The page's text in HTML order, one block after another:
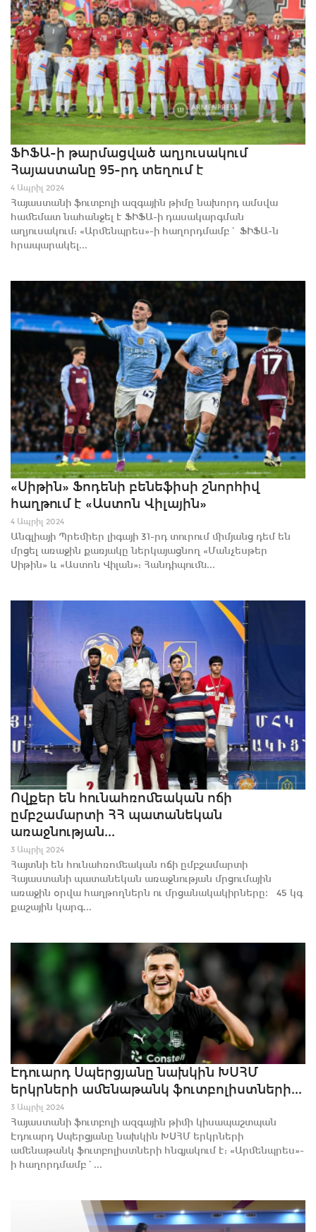
ՖԻՖԱ-ի թարմացված աղյուսակում
Հայաստանը 95-րդ տեղում է
4 Ապրիլ 2024
Հայաստանի ֆուտբոլի ազգային թիմը նախորդ ամսվա
համեմատ նահանջել է ՖԻՖԱ-ի դասակարգման
աղյուսակում: «Արմենպրես»-ի հաղորդմամբ` ՖԻՖԱ-ն
հրապարակել...
«Սիթին» Ֆոդենի բենեֆիսի շնորհիվ
հաղթում է «Աստոն Վիլային»
4 Ապրիլ 2024
Անգլիայի Պրեմիեր լիգայի 31-րդ տուրում միմյանց դեմ են
մրցել առաջին քառյակը ներկայացնող «Մանչեսթեր
Սիթին» և «Աստոն Վիլան»: Հանդիպումն...
Ովքեր են հունահռոմեական ոճի
ըմբշամարտի ՀՀ պատանեկան
առաջնության...
3 Ապրիլ 2024
Հայտնի են հունահռոմեական ոճի ըմբշամարտի
Հայաստանի պատանեկան առաջնության մրցումային
առաջին օրվա հաղթողներն ու մրցանակակիրները։ 45 կգ
քաշային կարգ...
Էդուարդ Սպերցյանը նախկին ԽՍՀՄ
երկրների ամենաթանկ ֆուտբոլիստների...
3 Ապրիլ 2024
Հայաստանի ֆուտբոլի ազգային թիմի կիսապաշտպան
Էդուարդ Սպերցյանը նախկին ԽՍՀՄ երկրների
ամենաթանկ ֆուտբոլիստների հնգյակում է: «Արմենպրես»-
ի հաղորդմամբ`...